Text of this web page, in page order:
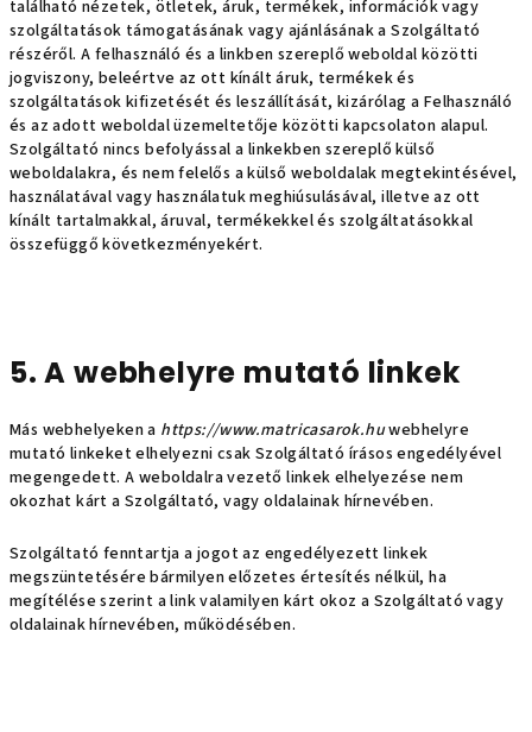
található nézetek, ötletek, áruk, termékek, információk vagy
szolgáltatások támogatásának vagy ajánlásának a Szolgáltató
részéről. A felhasználó és a linkben szereplő weboldal közötti
jogviszony, beleértve az ott kínált áruk, termékek és
szolgáltatások kifizetését és leszállítását, kizárólag a Felhasználó
és az adott weboldal üzemeltetője közötti kapcsolaton alapul.
Szolgáltató nincs befolyással a linkekben szereplő külső
weboldalakra, és nem felelős a külső weboldalak megtekintésével,
használatával vagy használatuk meghiúsulásával, illetve az ott
kínált tartalmakkal, áruval, termékekkel és szolgáltatásokkal
összefüggő következményekért.
5. A webhelyre mutató linkek
Más webhelyeken a https://www.matricasarok.huwebhelyre
mutató linkeket elhelyezni csak Szolgáltató írásos engedélyével
megengedett. A weboldalra vezető linkek elhelyezése nem
okozhat kárt a Szolgáltató, vagy oldalainak hírnevében.
Szolgáltató fenntartja a jogot az engedélyezett linkek
megszüntetésére bármilyen előzetes értesítés nélkül, ha
megítélése szerint a link valamilyen kárt okoz a Szolgáltató vagy
oldalainak hírnevében, működésében.